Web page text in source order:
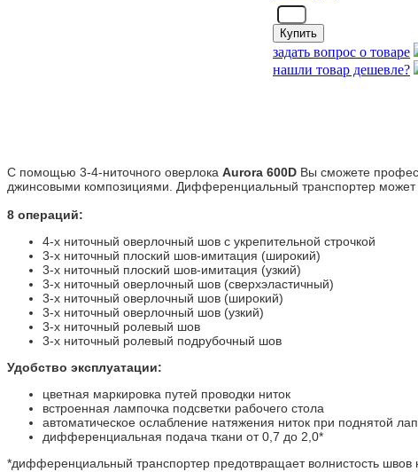
задать вопрос о товаре
нашли товар дешевле?
С помощью 3-4-ниточного оверлока Aurora 600D Вы сможете
джинсовыми композициями. Дифференциальный транспортер может
8 операций:
4-х ниточный оверлочный шов с укрепительной строчкой
3-х ниточный плоский шов-имитация (широкий)
3-х ниточный плоский шов-имитация (узкий)
3-х ниточный оверлочный шов (сверхэластичный)
3-х ниточный оверлочный шов (широкий)
3-х ниточный оверлочный шов (узкий)
3-х ниточный ролевый шов
3-х ниточный ролевый подрубочный шов
Удобство эксплуатации:
цветная маркировка путей проводки ниток
встроенная лампочка подсветки рабочего стола
автоматическое ослабление натяжения ниток при поднятой
дифференциальная подача ткани от 0,7 до 2,0*
*дифференциальный транспортер предотвращает волнистость швов